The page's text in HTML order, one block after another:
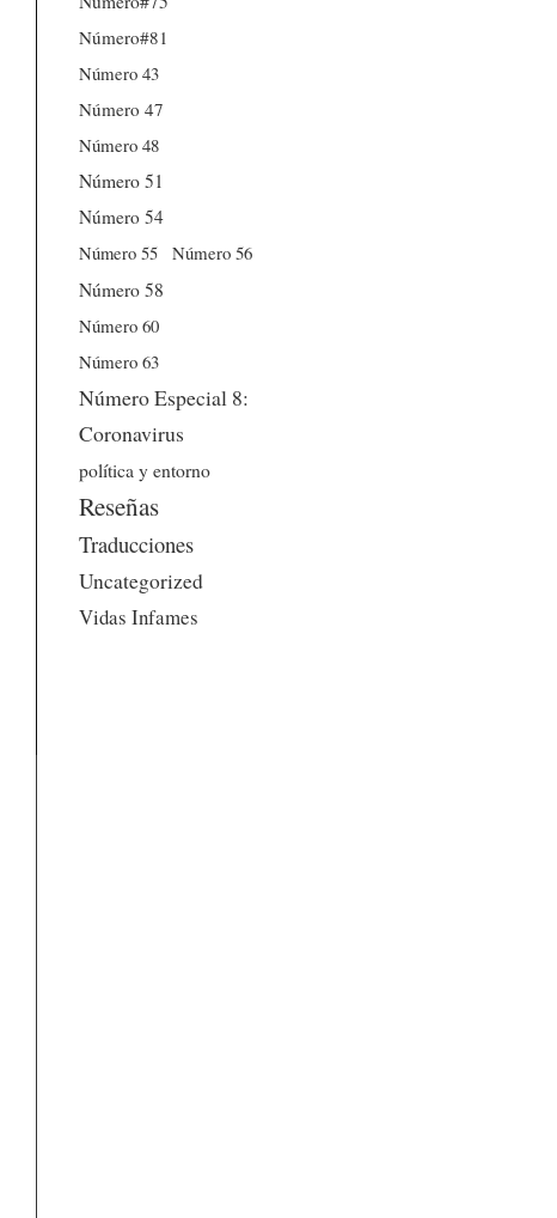
Número#81
Número 43
Número 47
Número 48
Número 51
Número 54
Número 55
Número 56
Número 58
Número 60
Número 63
Número Especial 8:
Coronavirus
política y entorno
Reseñas
Traducciones
Uncategorized
Vidas Infames